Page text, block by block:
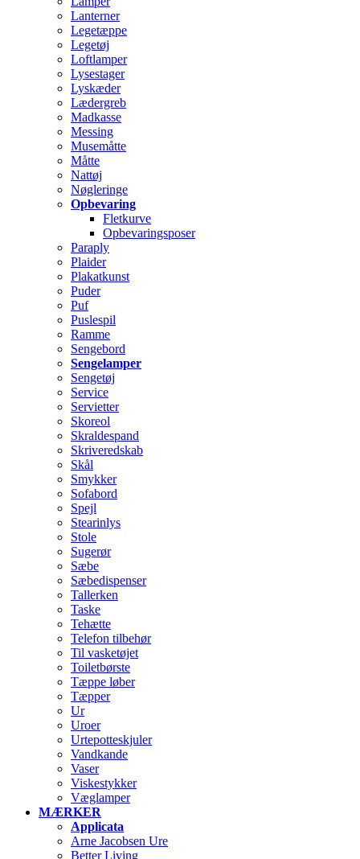
Lanterner
Legetæppe
Legetøj
Loftlamper
Lysestager
Lyskæder
Lædergreb
Madkasse
Messing
Musemåtte
Måtte
Nattøj
Nøgleringe
Opbevaring
Fletkurve
Opbevaringsposer
Paraply
Plaider
Plakatkunst
Puder
Puf
Puslespil
Ramme
Sengebord
Sengelamper
Sengetøj
Service
Servietter
Skoreol
Skraldespand
Skriveredskab
Skål
Smykker
Sofabord
Spejl
Stearinlys
Stole
Sugerør
Sæbe
Sæbedispenser
Tallerken
Taske
Tehætte
Telefon tilbehør
Til vasketøjet
Toiletbørste
Tæppe løber
Tæpper
Ur
Uroer
Urtepotteskjuler
Vandkande
Vaser
Viskestykker
Væglamper
MÆRKER
Applicata
Arne Jacobsen Ure
Better Living